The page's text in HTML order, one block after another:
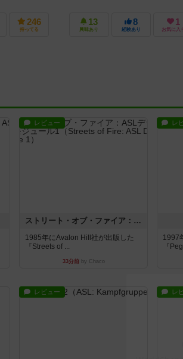
246
持ってる
13
興味あり
8
経験あり
1
お気に入り
レビュー
ストリート・オブ・ファイア：ASLデラックスモジュール1
1985年にAvalon Hill社が出版した
『Streets of ...
33分前by Chaco
レ
1997
『
レビュー レ